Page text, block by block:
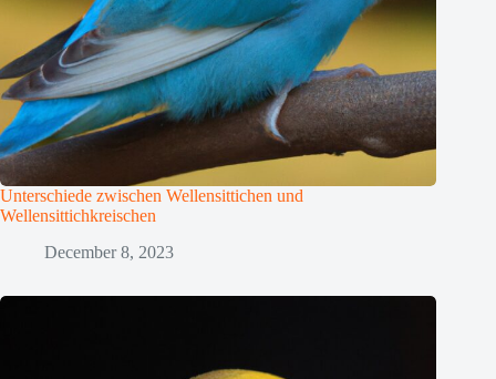
Unterschiede zwischen Wellensittichen und
Wellensittichkreischen
December 8, 2023